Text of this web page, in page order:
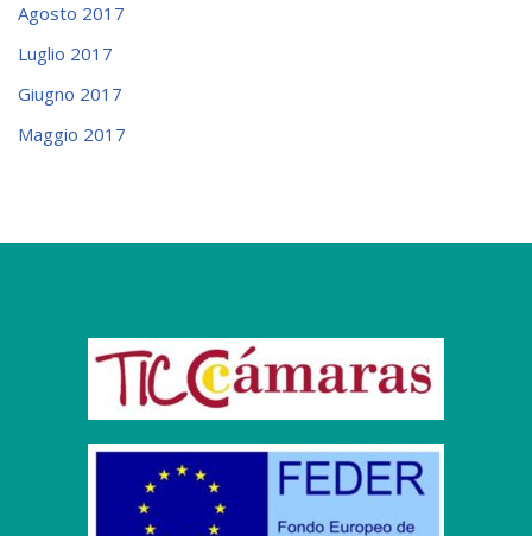
Agosto 2017
Luglio 2017
Giugno 2017
Maggio 2017